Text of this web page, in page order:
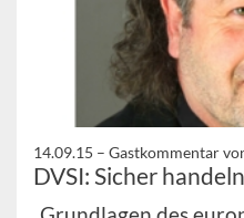
14.09.15 – Gastkommentar
DVSI: Sicher handeln